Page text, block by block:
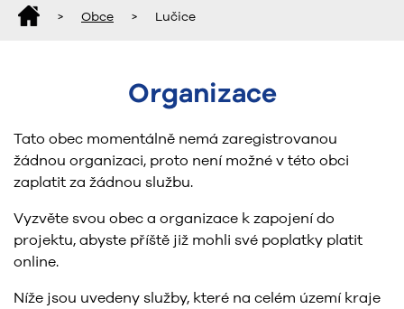
> Obce > Lučice
Organizace
Tato obec momentálně nemá zaregistrovanou
žádnou organizaci, proto není možné v této obci
zaplatit za žádnou službu.
Vyzvěte svou obec a organizace k zapojení do
projektu, abyste příště již mohli své poplatky platit
online.
Níže jsou uvedeny služby, které na celém území kraje